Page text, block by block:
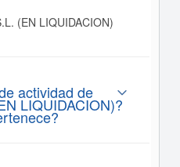
(EN LIQUIDACION)
actividad de
LIQUIDACION)?